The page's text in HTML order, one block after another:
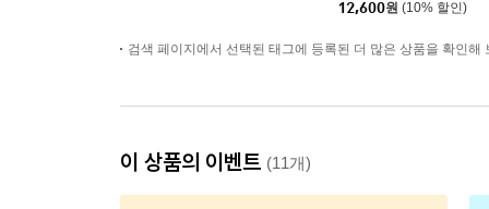
12,600원 (10% 할인)
검색 페이지에서 선택된 태그에 등록된 더 많은 상품을 확인해
이 상품의 이벤트 (11개)